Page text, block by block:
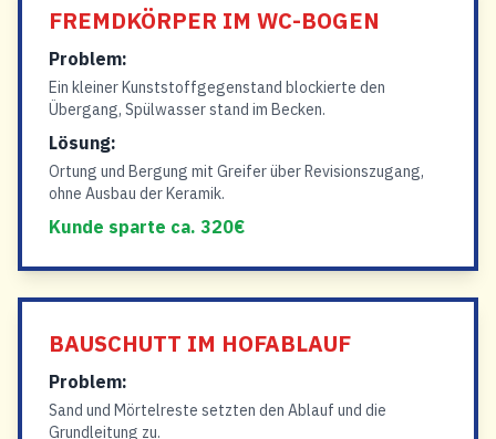
FREMDKÖRPER IM WC-BOGEN
Problem:
Ein kleiner Kunststoffgegenstand blockierte den
Übergang, Spülwasser stand im Becken.
Lösung:
Ortung und Bergung mit Greifer über Revisionszugang,
ohne Ausbau der Keramik.
Kunde sparte ca. 320€
BAUSCHUTT IM HOFABLAUF
Problem:
Sand und Mörtelreste setzten den Ablauf und die
Grundleitung zu.